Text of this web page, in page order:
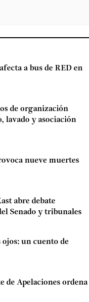
a bus de RED en
de organización
lavado y asociación
nueve muertes
abre debate
Senado y tribunales
ojos: un cuento de
de Apelaciones ordena